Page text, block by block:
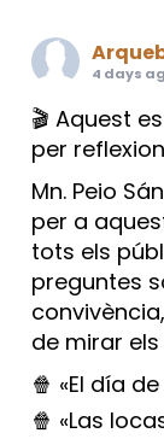
4 days
🎬 Aquest
per
Mn. Peio
per a
tots els
preguntes
de mirar
🍿 «El día
🍿 «Las